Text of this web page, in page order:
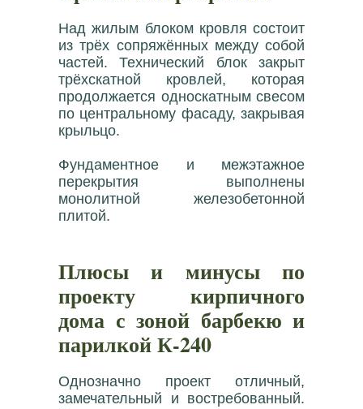
Над жилым блоком кровля состоит
из трёх сопряжённых между собой
частей. Технический блок закрыт
трёхскатной кровлей, которая
продолжается односкатным свесом
по центральному фасаду, закрывая
крыльцо.
Фундаментное и межэтажное
перекрытия выполнены
монолитной железобетонной
плитой.
Плюсы и минусы по
проекту кирпичного
дома с зоной барбекю и
парилкой К-240
Однозначно проект отличный,
замечательный и востребованный.